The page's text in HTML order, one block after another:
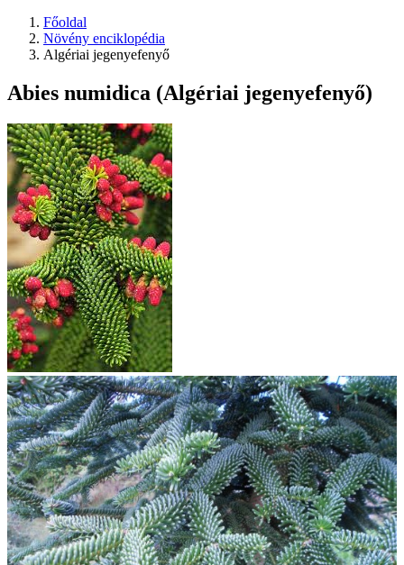
Főoldal
Növény enciklopédia
Algériai jegenyefenyő
Abies numidica (Algériai jegenyefenyő)